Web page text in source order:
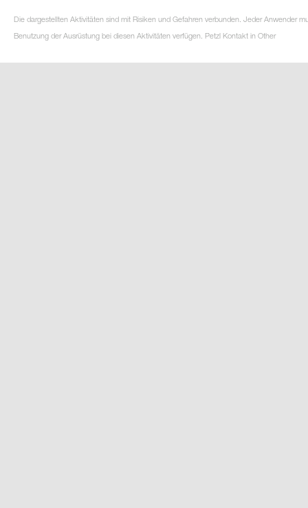
Die dargestellten Aktivitäten sind mit Risiken und Gefahren verbunden. Jeder Anwender
Benutzung der Ausrüstung bei diesen Aktivitäten verfügen. Petzl Kontakt in Other